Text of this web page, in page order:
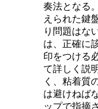
奏法となる
えられた鍵
り問題はな
は、正確に
印をつける
て詳しく説
く、粘着質
は避けねば
ップで指摘